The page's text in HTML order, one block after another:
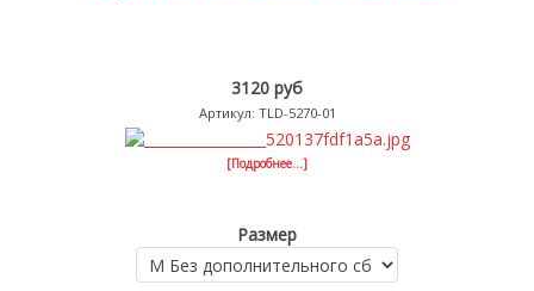
3120 руб
Артикул: TLD-5270-01
[Подробнее...]
Размер